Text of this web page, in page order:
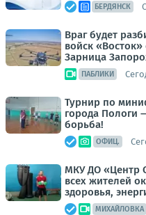
БЕРДЯНСК
Враг будет
войск
Зарница
ПАБЛИКИ
Турнир по
города Пологи
борьба!
ОФИЦ.
МКУ ДО «Центр
всех жителей
здоровья,
МИХАЙЛОВКА